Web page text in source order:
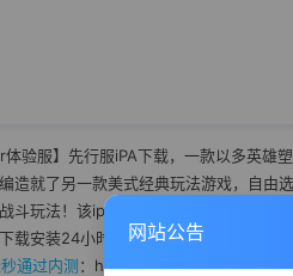
网站公告
验服】 先行服iPA下载，一款以多英雄
造就了另一款美式经典玩法游戏，自由
斗玩法！该ipa资源来源于网络，个人纯
载安装24小时内自觉删除/卸载，如有侵
通过内测： https://aov.qq.com/ios/